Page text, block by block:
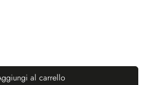
al carrello